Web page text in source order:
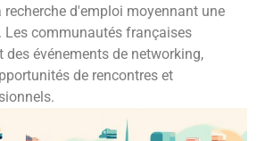
recherche d'emploi moyennant une
Les communautés françaises
événements de networking,
de rencontres et